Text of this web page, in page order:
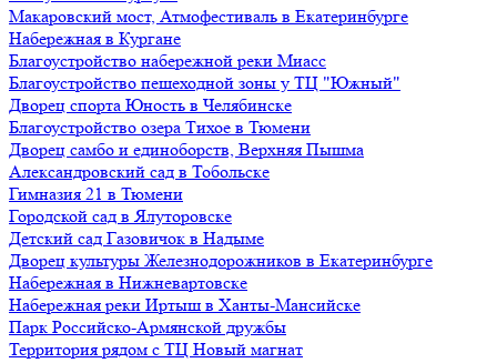
Макаровский мост, Атмофестиваль в Екатеринбурге
Набережная в Кургане
Благоустройство набережной реки Миасс
Благоустройство пешеходной зоны у ТЦ "Южный"
Дворец спорта Юность в Челябинске
Благоустройство озера Тихое в Тюмени
Дворец самбо и единоборств, Верхняя Пышма
Александровский сад в Тобольске
Гимназия 21 в Тюмени
Городской сад в Ялуторовске
Детский сад Газовичок в Надыме
Дворец культуры Железнодорожников в Екатеринбурге
Набережная в Нижневартовске
Набережная реки Иртыш в Ханты-Мансийске
Парк Российско-Армянской дружбы
Территория рядом с ТЦ Новый магнат